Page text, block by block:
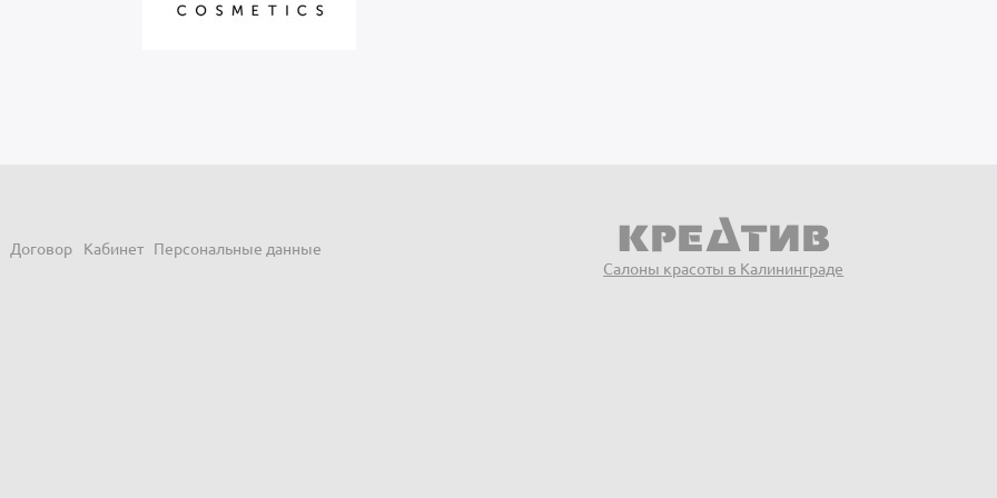
Договор Кабинет Персональные данные
Салоны красоты в Калининграде